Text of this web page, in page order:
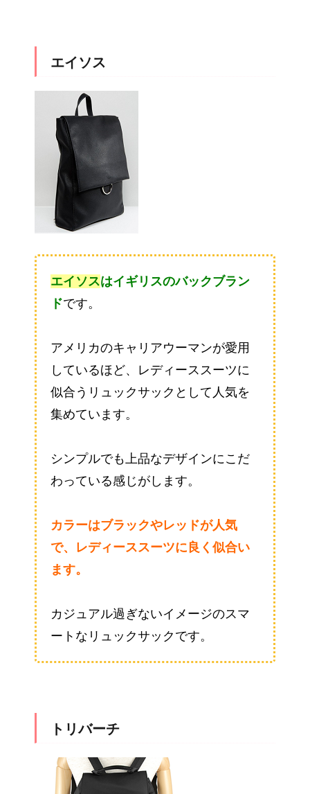
エイソス
エイソスはイギリスのバックブラン
ドです。
アメリカのキャリアウーマンが愛用
しているほど、レディーススーツに
似合うリュックサックとして人気を
集めています。
シンプルでも上品なデザインにこだ
わっている感じがします。
カラーはブラックやレッドが人気
で、レディーススーツに良く似合い
ます。
カジュアル過ぎないイメージのスマ
ートなリュックサックです。
トリバーチ